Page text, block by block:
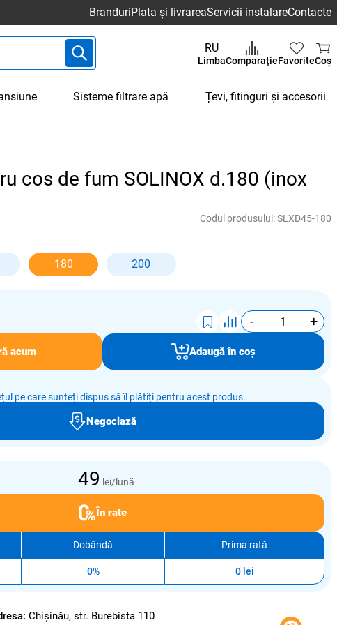
BranduriPlata și livrareaServicii instalareContacte
RU
LimbaComparațieFavoriteCoș
Sisteme filtrare apă Țevi, fitinguri și accesorii
cos de fum SOLINOX d.180 (inox
Codul produsului:SLXD45-180
180 200
- +
acum Adaugă în coș
pe care sunteți dispus să îl plătiți pentru acest produs.
Negociază
49 lei/lună
În rate
Dobândă Prima rată
0% 0 lei
Chișinău, str. Burebista 110